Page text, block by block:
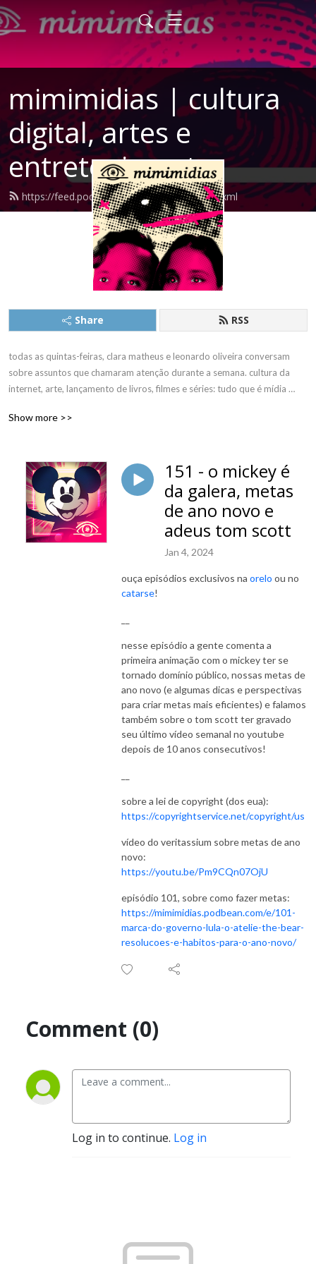
mimimidias | cultura
digital, artes e
entretenimento
https://feed.podbean.com/mimimidias/feed.xml
Share RSS
todas as quintas-feiras, clara matheus e leonardo oliveira conversam
sobre assuntos que chamaram atenção durante a semana. cultura da
internet, arte, lançamento de livros, filmes e séries: tudo que é mídia
qualidade, mas sem perder o bom humor.
Show more >>
151 - o mickey é
da galera, metas
de ano novo e
adeus tom scott
Jan 4, 2024
ouça episódios exclusivos na orelo ou no
catarse!
nesse episódio a gente comenta a
primeira animação com o mickey ter se
tornado domínio público, nossas metas de
ano novo (e algumas dicas e perspectivas
para criar metas mais eficientes) e falamos
também sobre o tom scott ter gravado
seu último vídeo semanal no youtube
depois de 10 anos consecutivos!
sobre a lei de copyright (dos eua):
https://copyrightservice.net/copyright/us
vídeo do veritassium sobre metas de ano
novo:
https://youtu.be/Pm9CQn07OjU
episódio 101, sobre como fazer metas:
https://mimimidias.podbean.com/e/101-
marca-do-governo-lula-o-atelie-the-bear-
resolucoes-e-habitos-para-o-ano-novo/
Comment (0)
Log in to continue. Log in